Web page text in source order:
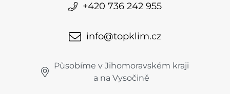
+420 736 242 955
info@topklim.cz
Působíme v Jihomoravském kraji
a na Vysočině